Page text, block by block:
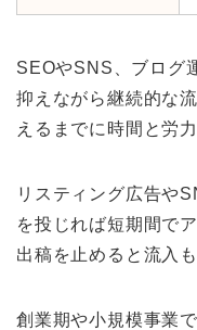
SEOやSNS、ブログ
抑えながら継続的な
えるまでに時間と労
リスティング広告や
を投じれば短期間で
出稿を止めると流入
創業期や小規模事業